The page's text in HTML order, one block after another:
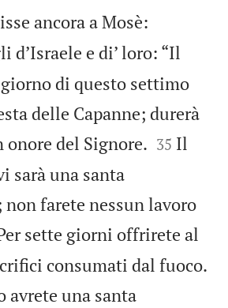
ancora a Mosè:
d’Israele e di’ loro: “Il
di questo settimo
delle Capanne; durerà
del Signore. 

35 Il
sarà una santa
non farete nessun lavoro
sette giorni offrirete al
consumati dal fuoco.
avrete una santa